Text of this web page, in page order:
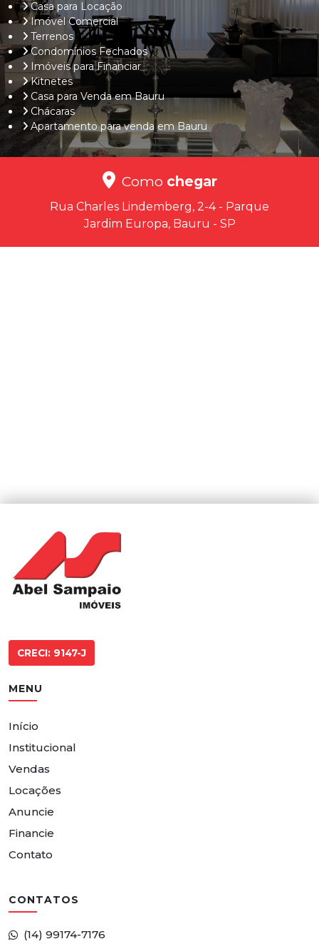
Casa para Locação
Imóvel Comercial
Terrenos
Condomínios Fechados
Imóveis para Financiar
Kitnetes
Casa para Venda em Bauru
Chácaras
Apartamento para venda em Bauru
Como chegar
Rua Charles Lindemberg, 2-4 - Parque
Jardim Europa, Bauru - SP
CRECI: 9147-J
MENU
Início
Institucional
Vendas
Locações
Anuncie
Financie
Contato
CONTATOS
(14) 99174-7176